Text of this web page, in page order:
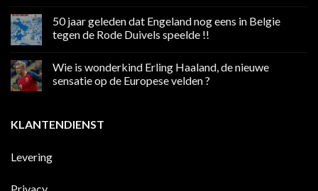
media
in
Premier
op
Ronaldo
eerste
meer
100
land
scoort
50 jaar geleden dat Engeland nog eens in Belgie
tegen de Rode Duivels speelde !!
op
jaar
nog
eens
tegen
Wie is wonderkind Erling Haaland, de nieuwe
sensatie op de Europese velden ?
Wie
is
Haaland,
KLANTENDIENST
Levering